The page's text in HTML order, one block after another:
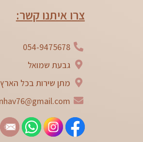
צרו איתנו קשר:
054-9475678
גבעת שמואל
מתן שירות בכל הארץ